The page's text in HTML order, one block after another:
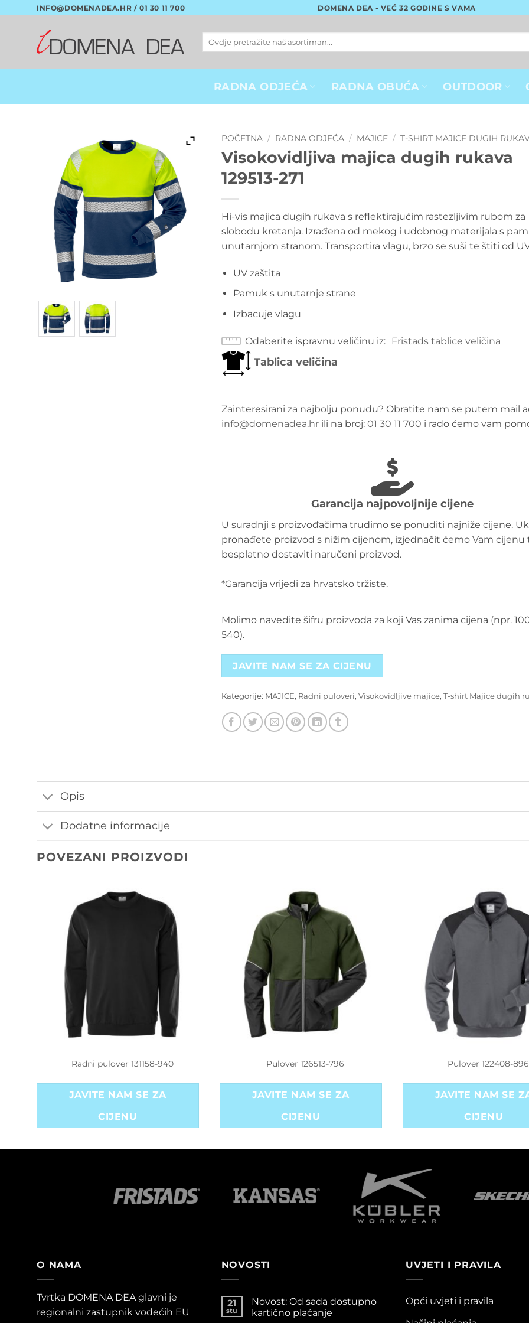
INFO@DOMENADEA.HR / 01 30 11 700 DOMENA DEA - VEĆ 32 GODINE S VAMA
Pretraži:
RADNA ODJEĆA RADNA OBUĆA OUTDOOR
POČETNA / RADNA ODJEĆA / MAJICE / T-SHIRT MAJICE DUGIH
Visokovidljiva majica dugih rukava
129513-271
Hi-vis majica dugih rukava s reflektirajućim rastezljivim rubom za
slobodu kretanja. Izrađena od mekog i udobnog materijala s
unutarnjom stranom. Transportira vlagu, brzo se suši te štiti od
UV zaštita
Pamuk s unutarnje strane
Izbacuje vlagu
Odaberite ispravnu veličinu iz Fristads tablice veličina
Tablica veličina
Zainteresirani za najbolju ponudu? Obratite nam se putem mail
info@domenadea.hrili na broj: 01 30 11 700 i rado ćemo vam
Garancija najpovoljnije cijene
U suradnji s proizvođačima trudimo se ponuditi najniže cijene.
pronađete proizvod s nižim cijenom, izjednačit ćemo Vam cijenu
besplatno dostaviti naručeni proizvod.
*Garancija vrijedi za hrvatsko tržiste.
Molimo navedite šifru proizvoda za koji Vas zanima cijena (npr.
540).
JAVITE NAM SE ZA CIJENU
Kategorije: MAJICE, Radni puloveri, Visokovidljive majice, T-shirt Majice dugih
Opis
Dodatne informacije
POVEZANI PROIZVODI
Radni pulover 131158-940
JAVITE NAM SE ZA
CIJENU
Pulover 126513-796
JAVITE NAM SE ZA
CIJENU
Pulover 122408-896
JAVITE NAM SE
CIJENU
O NAMA
Tvrtka DOMENA DEA glavni je
regionalni zastupnik vodećih EU
NOVOSTI
21
stu
Novost: Od sada dostupno
kartično plaćanje
UVJETI I PRAVILA
Opći uvjeti i pravila